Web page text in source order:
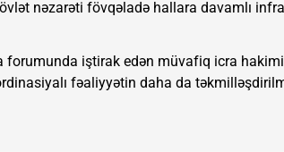
nəzarəti fövqəladə hallara davamlı
forumunda iştirak edən müvafiq icra
fəaliyyətin daha da